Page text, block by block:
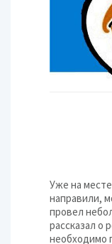
Уже на
направили,
провел
рассказал о
необходимо